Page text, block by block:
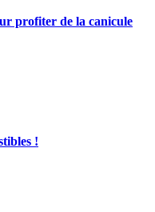
profiter de la canicule
!